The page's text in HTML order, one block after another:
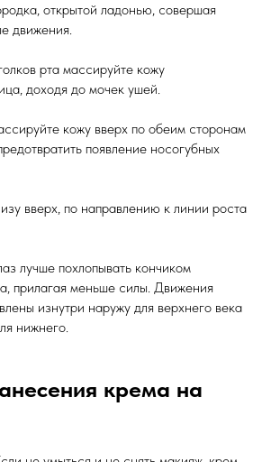
открытой ладонью, совершая
движения.
рта массируйте кожу
доходя до мочек ушей.
кожу вверх по обеим сторонам
появление носогубных
вверх, по направлению к линии роста
лучше похлопывать кончиком
прилагая меньше силы. Движения
изнутри наружу для верхнего века
нижнего.
крема на